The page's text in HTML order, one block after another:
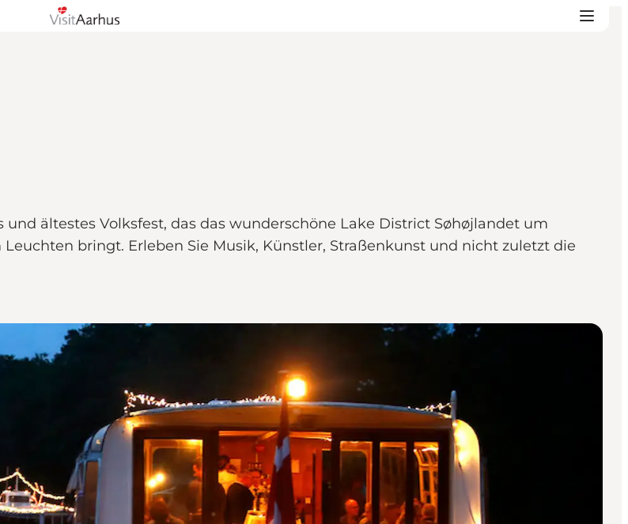
ältestes Volksfest, das das wunderschöne Lake District Søhøjlandet um
bringt. Erleben Sie Musik, Künstler, Straßenkunst und nicht zuletzt die